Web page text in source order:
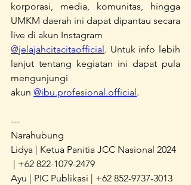
korporasi, media, komunitas, hingga
UMKM daerah ini dapat dipantau secara
live di akun Instagram
@jelajahcitacitaofficial . Untuk info lebih
lanjut tentang kegiatan ini dapat pula
mengunjungi
akun @ibu.profesional.official .
---
Narahubung
Lidya | Ketua Panitia JCC Nasional 2024
| +62 822-1079-2479
Ayu | PIC Publikasi | +62 852-9737-3013